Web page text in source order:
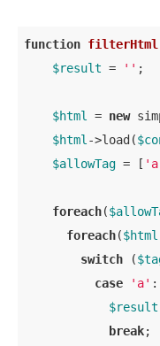
function filterHtml
$result = '' ;
$html = new
$html ->load(
$allowTag = [
foreach(
foreach($html
switch (
case
'a' :
$result
break;